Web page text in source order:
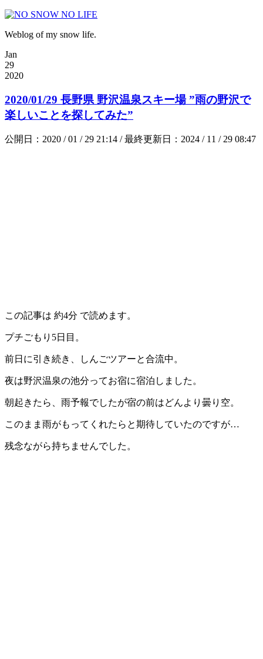
Weblog of my snow life.
Jan
29
2020
2020/01/29 長野県 野沢温泉スキー場 ”雨の野沢で
楽しいことを探してみた”
公開日：2020 / 01 / 29 21:14 / 最終更新日：2024 / 11 / 29 08:47
この記事は 約4分 で読めます。
プチごもり5日目。
前日に引き続き、しんごツアーと合流中。
夜は野沢温泉の池分ってお宿に宿泊しました。
朝起きたら、雨予報でしたが宿の前はどんより曇り空。
このまま雨がもってくれたらと期待していたのですが…
残念ながら持ちませんでした。